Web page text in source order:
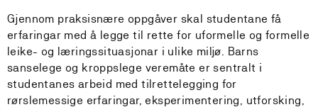
Gjennom praksisnære oppgåver skal studentane få
erfaringar med å legge til rette for uformelle og formelle
leike- og læringssituasjonar i ulike miljø. Barns
sanselege og kroppslege veremåte er sentralt i
studentanes arbeid med tilrettelegging for
rørslemessige erfaringar, eksperimentering, utforsking,